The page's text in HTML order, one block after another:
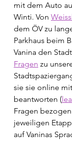
mit dem Auto
Winti. Von
dem ÖV zu
Parkhaus beim
Vanina den
Fragen zu
sie sie online
beantworten (
Fragen
jeweiligen
auf Vaninas